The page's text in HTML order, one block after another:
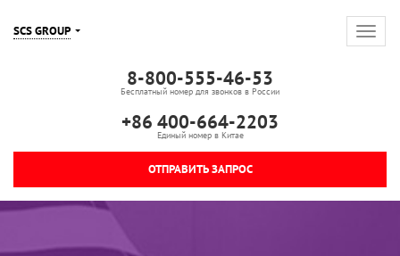
SCS GROUP
8-800-555-46-53
Бесплатный номер для звонков в России
+86 400-664-2203
Единый номер в Китае
ОТПРАВИТЬ ЗАПРОС